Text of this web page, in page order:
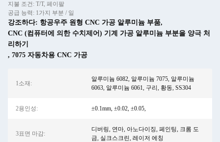
지불 조건: T/T, 페이팔
공급 능력: 1가지 부분 / 일
강조하다: 항공우주 원형 CNC 가공 알루미늄 부품,
CNC (컴퓨터에 의한 수치제어) 기계 가공 알루미늄 부분을 양극 처
리하기
, 7075 자동차용 CNC 가공
1소재:
알루미늄 6082, 알루미늄 7075, 알루미늄
6063, 알루미늄 6061, 구리, 황동, SS304
2용인성: ±0.1mm, ±0.02, ±0.05,
3표면 마감:
디버링, 연마, 아노다이징, 페인팅, 크롬 도
금, 실크스크린, 레이저 에칭